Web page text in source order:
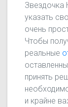
Звездочка
указать
очень
Чтобы
реальные
принять
и крайне